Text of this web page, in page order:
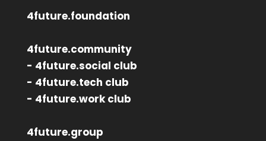
4future.foundation
4future.community
- 4future.social club
- 4future.tech club
- 4future.work club
4future.group